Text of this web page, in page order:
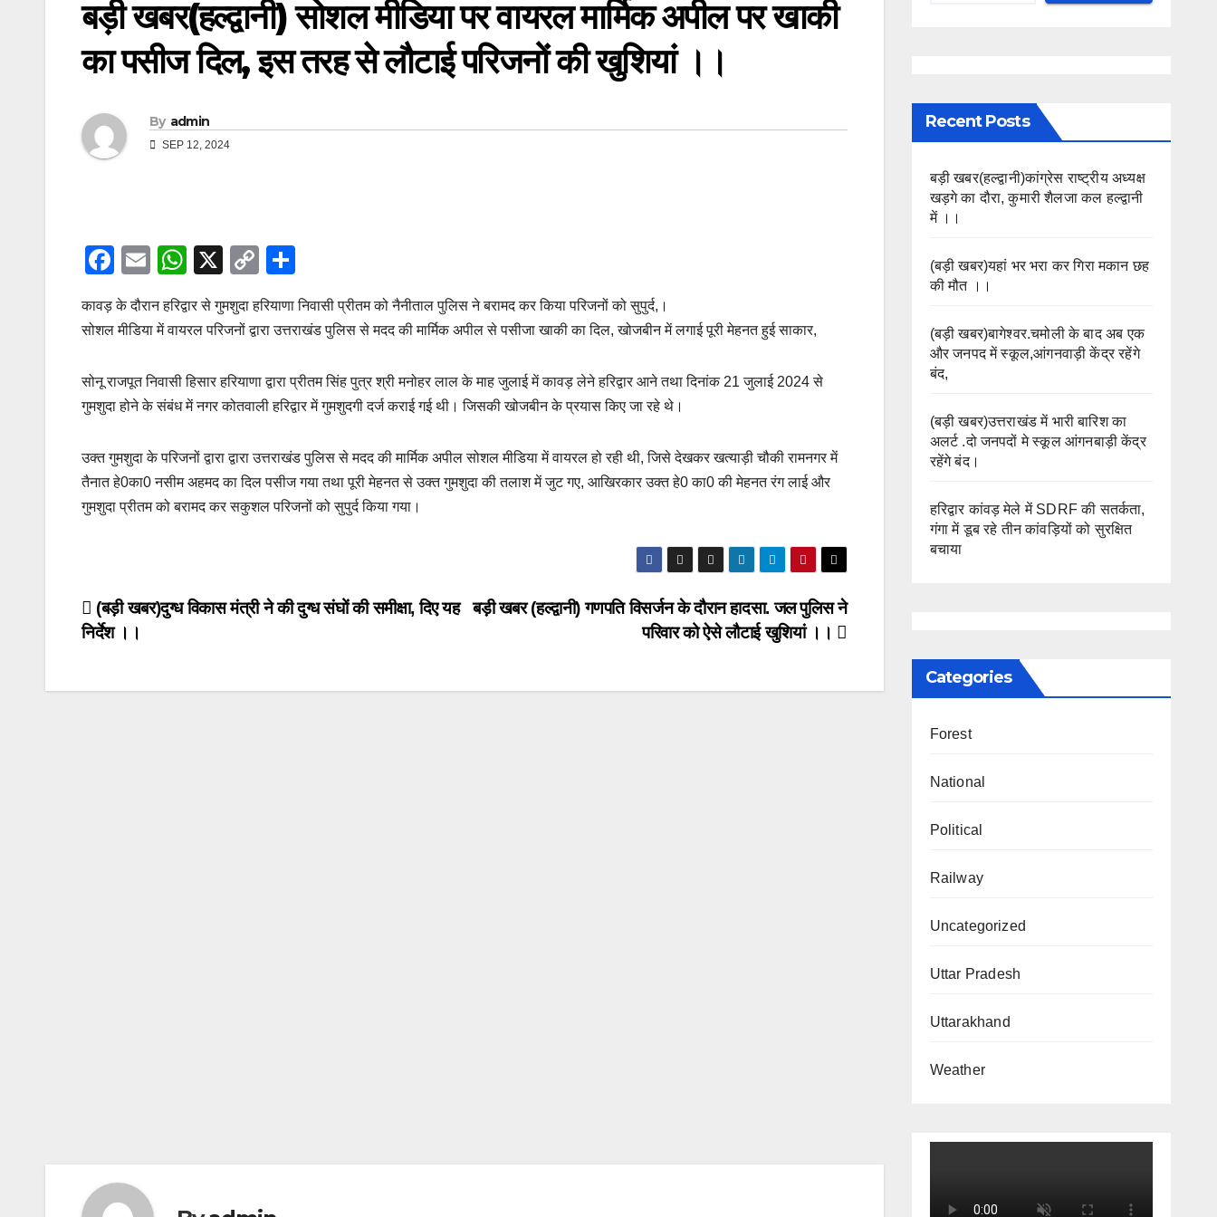
बड़ी खबर(हल्द्वानी) सोशल मीडिया पर वायरल मार्मिक अपील पर खाकी
का पसीज दिल, इस तरह से लौटाई परिजनों की खुशियां ।।
By admin
SEP 12, 2024
F
a
c
b
o
k
E
ail
W
at
A
p
X
C
p
Li
n
ar
कावड़ के दौरान हरिद्वार से गुमशुदा हरियाणा निवासी प्रीतम को नैनीताल पुलिस ने बरामद कर किया परिजनों को सुपुर्द,।
सोशल मीडिया में वायरल परिजनों द्वारा उत्तराखंड पुलिस से मदद की मार्मिक अपील से पसीजा खाकी का दिल, खोजबीन में लगाई पूरी मेहनत हुई साकार,
सोनू राजपूत निवासी हिसार हरियाणा द्वारा प्रीतम सिंह पुत्र श्री मनोहर लाल के माह जुलाई में कावड़ लेने हरिद्वार आने तथा दिनांक 21 जुलाई 2024 से
गुमशुदा होने के संबंध में नगर कोतवाली हरिद्वार में गुमशुदगी दर्ज कराई गई थी। जिसकी खोजबीन के प्रयास किए जा रहे थे।
उक्त गुमशुदा के परिजनों द्वारा द्वारा उत्तराखंड पुलिस से मदद की मार्मिक अपील सोशल मीडिया में वायरल हो रही थी, जिसे देखकर खत्याड़ी चौकी रामनगर में
तैनात हे0का0 नसीम अहमद का दिल पसीज गया तथा पूरी मेहनत से उक्त गुमशुदा की तलाश में जुट गए, आखिरकार उक्त हे0 का0 की मेहनत रंग लाई और
गुमशुदा प्रीतम को बरामद कर सकुशल परिजनों को सुपुर्द किया गया।
Post
navigation
बड़ी खबर (हल्द्वानी) गणपति विसर्जन के दौरान हादसा. जल पुलिस ने
परिवार को ऐसे लौटाई खुशियां ।।
(बड़ी खबर)दुग्ध विकास मंत्री ने की दुग्ध संघों की समीक्षा, दिए यह
निर्देश ।।
Recent Posts
बड़ी खबर(हल्द्वानी)कांग्रेस राष्ट्रीय अध्यक्ष
खड़गे का दौरा, कुमारी शैलजा कल हल्द्वानी
में ।।
(बड़ी खबर)यहां भर भरा कर गिरा मकान छह
की मौत ।।
(बड़ी खबर)बागेश्वर.चमोली के बाद अब एक
और जनपद में स्कूल,आंगनवाड़ी केंद्र रहेंगे
बंद,
(बड़ी खबर)उत्तराखंड में भारी बारिश का
अलर्ट .दो जनपदों मे स्कूल आंगनबाड़ी केंद्र
रहेंगे बंद।
हरिद्वार कांवड़ मेले में SDRF की सतर्कता,
गंगा में डूब रहे तीन कांवड़ियों को सुरक्षित
बचाया
Categories
Forest
National
Political
Railway
Uncategorized
Uttar Pradesh
Uttarakhand
Weather